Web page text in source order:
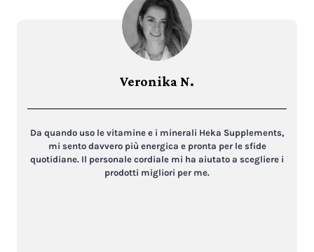
Veronika N.
Da quando uso le vitamine e i minerali Heka Supplements,
mi sento davvero più energica e pronta per le sfide
quotidiane. Il personale cordiale mi ha aiutato a scegliere i
prodotti migliori per me.